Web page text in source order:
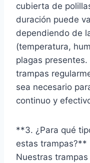
cubierta de
duración puede
dependiendo de
(temperatura,
plagas
trampas
sea necesario
continuo y
**3. ¿Para qué
estas trampas?**
Nuestras